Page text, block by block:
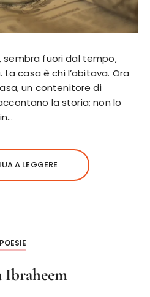
sembra fuori dal tempo,
casa è chi l’abitava. Ora
un contenitore di
la storia; non lo
A LEGGERE
POESIE
Ibraheem